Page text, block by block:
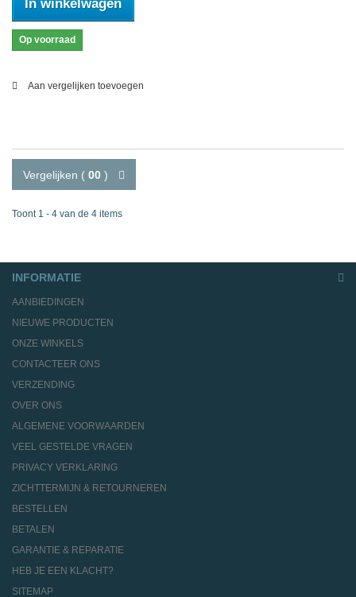
In winkelwagen
Op voorraad
Aan vergelijken toevoegen
Vergelijken ( 00 )
Toont 1 - 4 van de 4 items
INFORMATIE
AANBIEDINGEN
NIEUWE PRODUCTEN
ONZE WINKELS
CONTACTEER ONS
VERZENDING
OVER ONS
ALGEMENE VOORWAARDEN
VEEL GESTELDE VRAGEN
PRIVACY VERKLARING
ZICHTTERMIJN & RETOURNEREN
BESTELLEN
BETALEN
GARANTIE & REPARATIE
HEB JE EEN KLACHT?
SITEMAP